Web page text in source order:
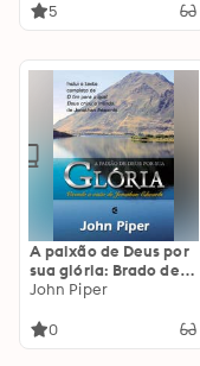
5
A paixão de Deus por
sua glória: Brado de
vitória
John Piper
0